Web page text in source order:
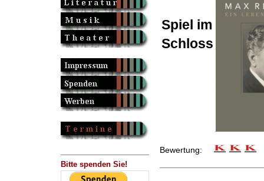
Bitte spenden Sie!
Spiel im
Schloss
Bewertung: